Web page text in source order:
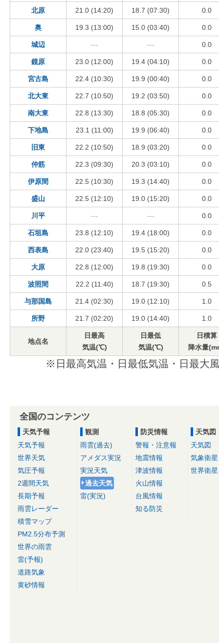
北原 21.0 (14:20) 18.7 (07:30) 0.0
奥 19.3 (13:00) 15.0 (03:40) 0.0
城辺 --- --- 0.0
鏡原 23.0 (12:00) 19.4 (04:10) 0.0
宮古島 22.4 (10:30) 19.9 (00:40) 0.0
北大東 22.7 (10:50) 19.2 (03:50) 0.0
南大東 22.8 (13:30) 18.8 (05:30) 0.0
下地島 23.1 (11:00) 19.9 (06:40) 0.0
旧東 22.2 (10:50) 18.9 (03:20) 0.0
仲筋 22.3 (09:30) 20.3 (03:10) 0.0
伊原間 22.5 (10:30) 19.3 (14:40) 0.0
盛山 22.5 (12:10) 19.0 (15:20) 0.0
川平 --- --- 0.0
石垣島 23.8 (12:10) 19.4 (18:00) 0.0
西表島 22.0 (23:40) 19.5 (15:20) 0.0
大原 22.8 (12:00) 19.8 (19:30) 0.0
波照間 22.2 (11:40) 18.7 (19:30) 0.5
与那国島 21.4 (02:30) 19.0 (12:10) 1.0
所野 21.7 (02:20) 19.0 (14:40) 1.0
地点名
日最高
気温(℃)
日最低
気温(℃)
日積算
降水量
※日最高気温・日最低気温・日最大
全国のコンテンツ
天気予報
天気予報
世界天気
気圧予報
2週間天気
長期予報
雨雲レーダー
積雪マップ
PM2.5分布予測
世界の雨雲
雷(予報)
道路気象
黄砂情報
観測
雨雲(過去)
アメダス実況
実況天気
過去天気
雷(実況)
防災情報
警報・注意報
地震情報
津波情報
火山情報
台風情報
知る防災
天気図
天気図
気象衛星
世界衛星